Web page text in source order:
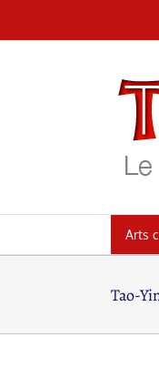
au
Arts
Tao-